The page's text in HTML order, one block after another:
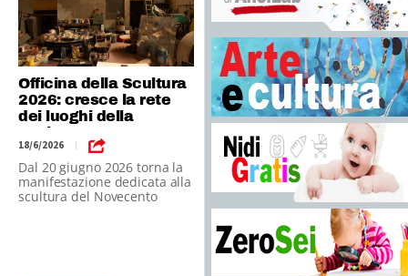
Officina della Scultura
2026: cresce la rete
dei luoghi della
scultura
18/6/2026 |
Dal 20 giugno 2026 torna la
manifestazione dedicata alla
scultura del Novecento